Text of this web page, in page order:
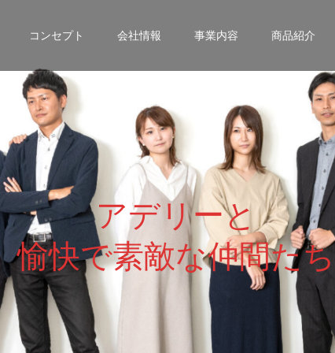
コンセプト 会社情報 事業内容 商品紹介
アデリーと
愉快で素敵な仲間たち